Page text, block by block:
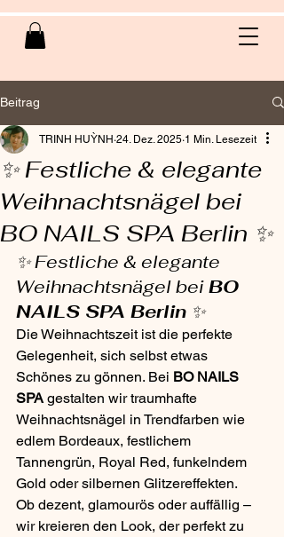
Beitrag
✨ Festliche & elegante
Weihnachtsnägel bei
BO NAILS SPA Berlin ✨
TRINH HUỲNH 24. Dez. 2025 1 Min. Lesezeit
✨ Festliche & elegante
Weihnachtsnägel bei BO
NAILS SPA Berlin ✨
Die Weihnachtszeit ist die perfekte
Gelegenheit, sich selbst etwas
Schönes zu gönnen. Bei BO NAILS
SPA gestalten wir traumhafte
Weihnachtsnägel in Trendfarben wie
edlem Bordeaux, festlichem
Tannengrün, Royal Red, funkelndem
Gold oder silbernen Glitzereffekten.
Ob dezent, glamourös oder auffällig –
wir kreieren den Look, der perfekt zu